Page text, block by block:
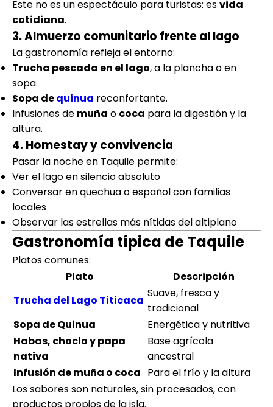
Este no es un espectáculo para turistas: esvida
cotidiana.
3. Almuerzo comunitario frente al lago
La gastronomía refleja el entorno:
Trucha pescada en el lago, a la plancha o en
sopa.
Sopa dequinua reconfortante.
Infusiones de muña o coca para la digestión y la
altura.
4. Homestay y convivencia
Pasar la noche en Taquile permite:
Ver el lago en silencio absoluto
Conversar en quechua o español con familias
locales
Observar las estrellas más nítidas del altiplano
Gastronomía típica de Taquile
Platos comunes:
Plato
Descripción
Trucha del Lago Titicaca
Suave, fresca y
tradicional
Sopa de Quinua
Energética y nutritiva
Habas, choclo y papa
nativa
Base agrícola
ancestral
Infusión de muña o coca Para el frío y la altura
Los sabores son naturales, sin procesados, con
productos propios de la isla.